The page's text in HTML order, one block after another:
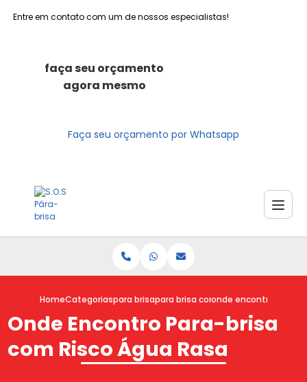
Entre em contato com um de nossos especialistas!
faça seu orçamento
agora mesmo
Faça seu orçamento por Whatsapp
HomeCategoriaspara brisapara brisa com riscoonde encontro para
Onde Encontro Para-brisa
com Risco Água Rasa